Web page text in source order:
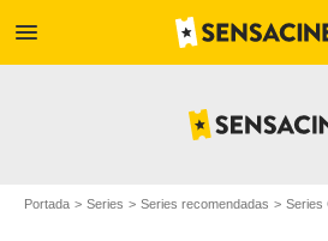
menu
Portada Series Series recomendadas Series